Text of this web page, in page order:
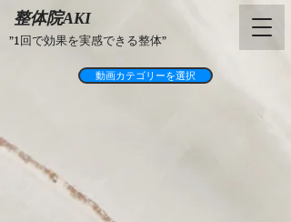
整体院AKI
”1回で効果を実感できる整体”
動画カテゴリーを選択